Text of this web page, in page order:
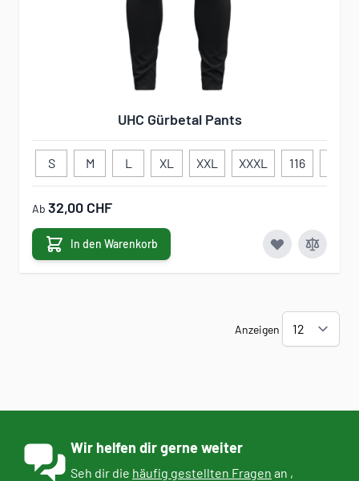
UHC Gürbetal Pants
S M L XL XXL XXXL 116
Ab 32,00 CHF
In den Warenkorb
Anzeigen
Wir helfen dir gerne weiter
Seh dir die häufig gestellten Fragen an ,